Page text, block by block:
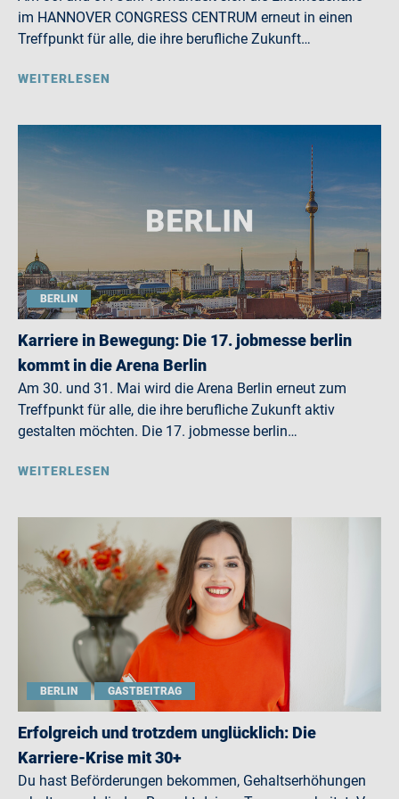
im HANNOVER CONGRESS CENTRUM erneut in einen
Treffpunkt für alle, die ihre berufliche Zukunft…
WEITERLESEN
BERLIN
Karriere in Bewegung: Die 17. jobmesse berlin
kommt in die Arena Berlin
Am 30. und 31. Mai wird die Arena Berlin erneut zum
Treffpunkt für alle, die ihre berufliche Zukunft aktiv
gestalten möchten. Die 17. jobmesse berlin…
WEITERLESEN
BERLIN GASTBEITRAG
Erfolgreich und trotzdem unglücklich: Die
Karriere-Krise mit 30+
Du hast Beförderungen bekommen, Gehaltserhöhungen